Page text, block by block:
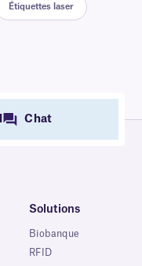
Étiquettes laser
Chat
Solutions
Biobanque
RFID